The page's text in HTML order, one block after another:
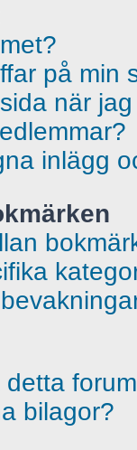
på min
när
inlägg
bilagor?